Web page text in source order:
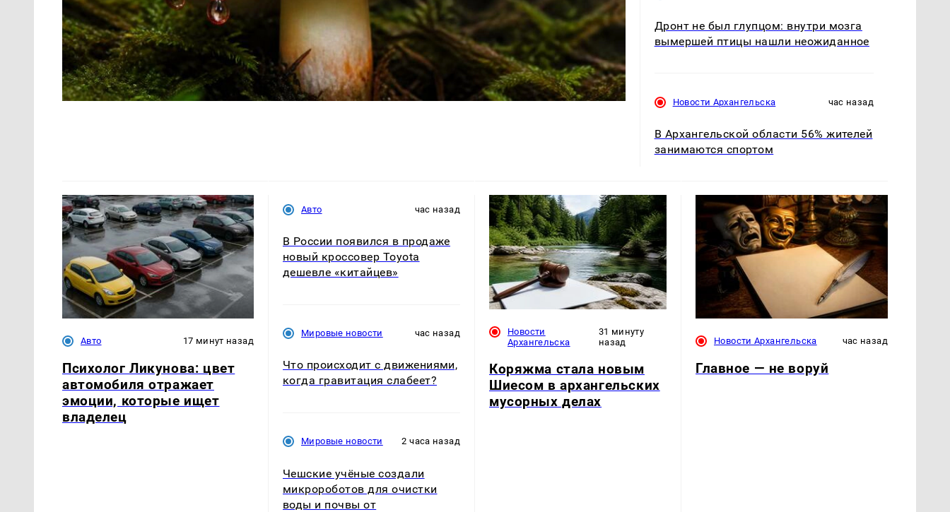
Дронт не был глупцом: внутри мозга
вымершей птицы нашли неожиданное
Новости Архангельска час назад
В Архангельской области 56% жителей
занимаются спортом
Авто 17 минут назад
Психолог Ликунова: цвет
автомобиля отражает
эмоции, которые ищет
владелец
Авто час назад
В России появился в продаже
новый кроссовер Toyota
дешевле «китайцев»
Мировые новости час назад
Что происходит с движениями,
когда гравитация слабеет?
Мировые новости 2 часа назад
Чешские учёные создали
микророботов для очистки
воды и почвы от
Новости
Архангельска
31 минуту
назад
Коряжма стала новым
Шиесом в архангельских
мусорных делах
Новости Архангельска час назад
Главное — не воруй